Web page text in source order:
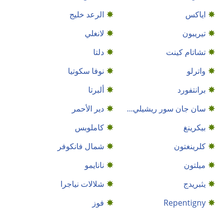
اياكس
الرعد خليج
تيريبون
لانغلي
تشاتام كينت
دلتا
واترلو
نوفا سكوتيا
برانتفورد
ألبرتا
سان جان سور ريشيلي...
دير الأحمر
بيكرينغ
كاملوبس
كلرينغتون
شمال فانكوفر
ميلتون
نانايمو
يثبريدج
شلالات نياجرا
Repentigny
فوز